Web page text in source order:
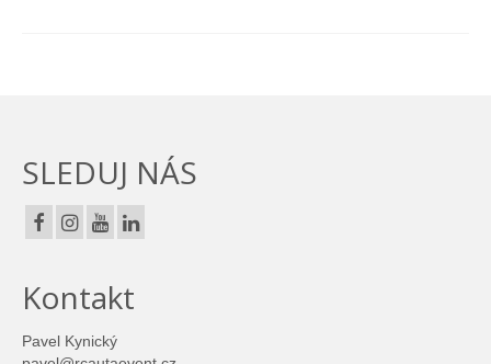
SLEDUJ NÁS
Kontakt
Pavel Kynický